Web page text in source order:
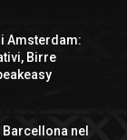
Amsterdam:
Birre
nel